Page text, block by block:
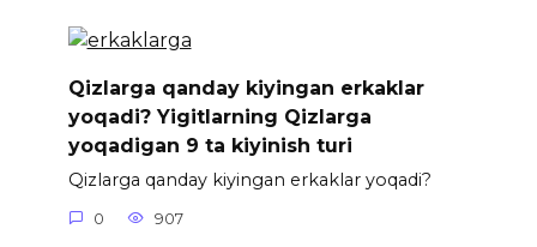
Qizlarga qanday kiyingan erkaklar
yoqadi? Yigitlarning Qizlarga
yoqadigan 9 ta kiyinish turi
Qizlarga qanday kiyingan erkaklar yoqadi?
0 907